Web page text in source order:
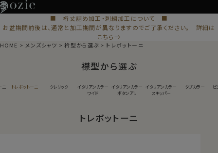
■ 裄丈詰め加工・刺繍加工について ■
お盆期間前後は、通常と加工期間が異なりますのでご了承ください。 詳細は
こちら⇒
HOME メンズシャツ 衿型から選ぶ トレボットーニ
襟型から選ぶ
ニ トレボットーニ クレリック
イタリアンカラー
ワイド
イタリアンカラー
ボタンアリ
イタリアンカラー
スキッパー
タブカラー
トレボットーニ